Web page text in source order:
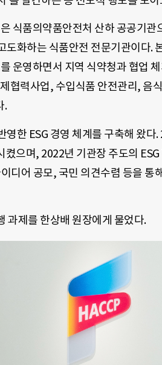
식품의약품안전처 산하 공공기관
도화하는 식품안전 전문기관이다.
운영하면서 지역 식약청과 협업
협력사업, 수입식품 안전관리, 음
.
영한 ESG 경영 체계를 구축해 왔다
켰으며, 2022년 기관장 주도의
디어 공모, 국민 의견수렴 등을 통
과제를 한상배 원장에게 물었다.